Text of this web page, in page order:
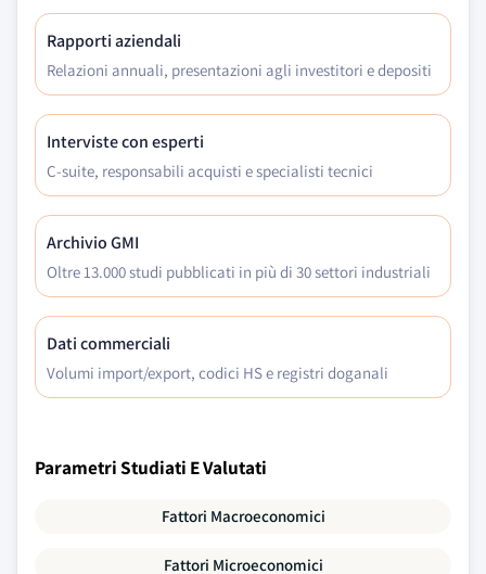
Rapporti aziendali
Relazioni annuali, presentazioni agli investitori e depositi
Interviste con esperti
C-suite, responsabili acquisti e specialisti tecnici
Archivio GMI
Oltre 13.000 studi pubblicati in più di 30 settori industriali
Dati commerciali
Volumi import/export, codici HS e registri doganali
Parametri Studiati E Valutati
Fattori Macroeconomici
Fattori Microeconomici